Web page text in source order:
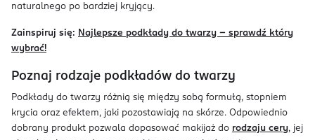
naturalnego po bardziej kryjący.
Zainspiruj się: Najlepsze podkłady do twarzy – sprawdź który
wybrać!
Poznaj rodzaje podkładów do twarzy
Podkłady do twarzy różnią się między sobą formułą, stopniem
krycia oraz efektem, jaki pozostawiają na skórze. Odpowiednio
dobrany produkt pozwala dopasować makijaż do rodzaju cery, jej